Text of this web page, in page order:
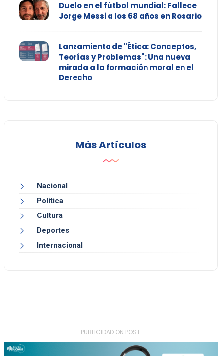
Duelo en el fútbol mundial: Fallece
Jorge Messi a los 68 años en Rosario
Lanzamiento de "Ética: Conceptos,
Teorías y Problemas": Una nueva
mirada a la formación moral en el
Derecho
Más Artículos
Nacional
Política
Cultura
Deportes
Internacional
- PUBLICIDAD ON POST -